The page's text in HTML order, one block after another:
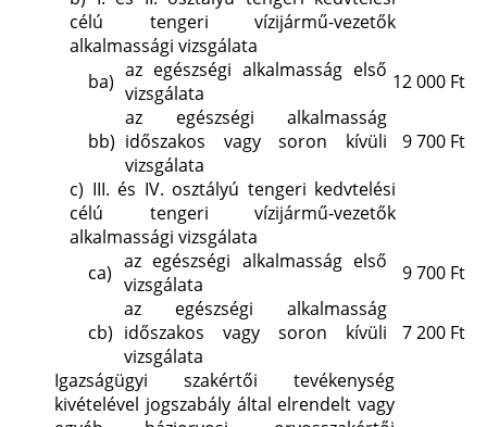
célú tengeri vízijármű-vezetők
alkalmassági vizsgálata
ba) az egészségi alkalmasság első
vizsgálata
12 000 Ft
bb)
az egészségi alkalmasság
időszakos vagy soron kívüli
vizsgálata
9 700 Ft
c) III. és IV. osztályú tengeri kedvtelési
célú tengeri vízijármű-vezetők
alkalmassági vizsgálata
ca) az egészségi alkalmasság első
vizsgálata
9 700 Ft
cb)
az egészségi alkalmasság
időszakos vagy soron kívüli
vizsgálata
7 200 Ft
Igazságügyi szakértői tevékenység
kivételével jogszabály által elrendelt vagy